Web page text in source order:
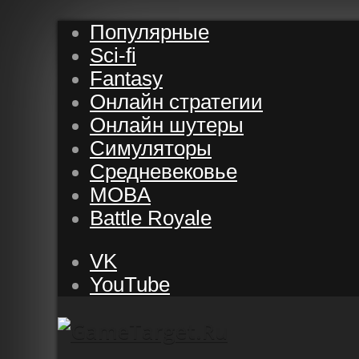
Популярные
Sci-fi
Fantasy
Онлайн стратегии
Онлайн шутеры
Симуляторы
Средневековье
MOBA
Battle Royale
VK
YouTube